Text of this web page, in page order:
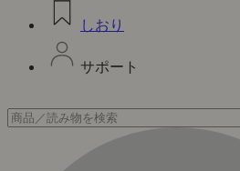
しおり
サポート